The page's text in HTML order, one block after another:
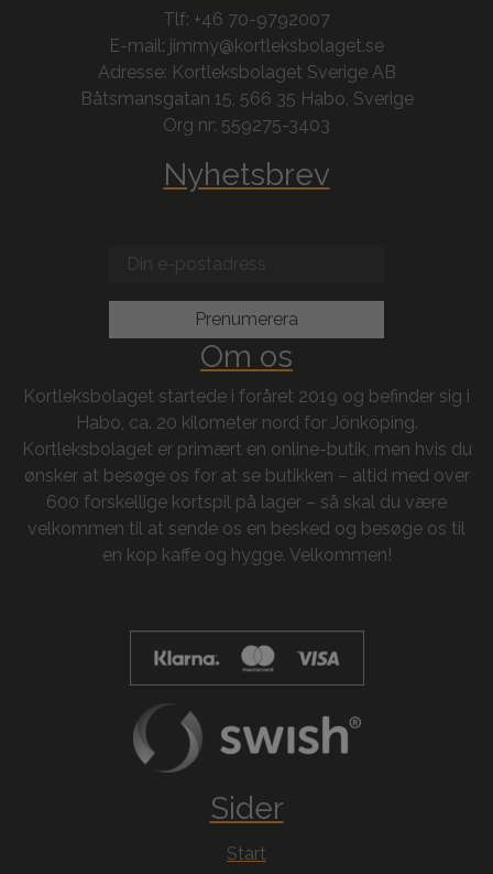
Tlf: +46 70-9792007
E-mail: jimmy@kortleksbolaget.se
Adresse: Kortleksbolaget Sverige AB
Båtsmansgatan 15, 566 35 Habo, Sverige
Org nr: 559275-3403
Nyhetsbrev
Om os
Kortleksbolaget startede i foråret 2019 og befinder sig i
Habo, ca. 20 kilometer nord for Jönköping.
Kortleksbolaget er primært en online-butik, men hvis du
ønsker at besøge os for at se butikken – altid med over
600 forskellige kortspil på lager – så skal du være
velkommen til at sende os en besked og besøge os til
en kop kaffe og hygge. Velkommen!
Sider
Start